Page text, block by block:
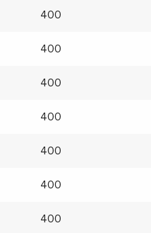
400
400
400
400
400
400
400